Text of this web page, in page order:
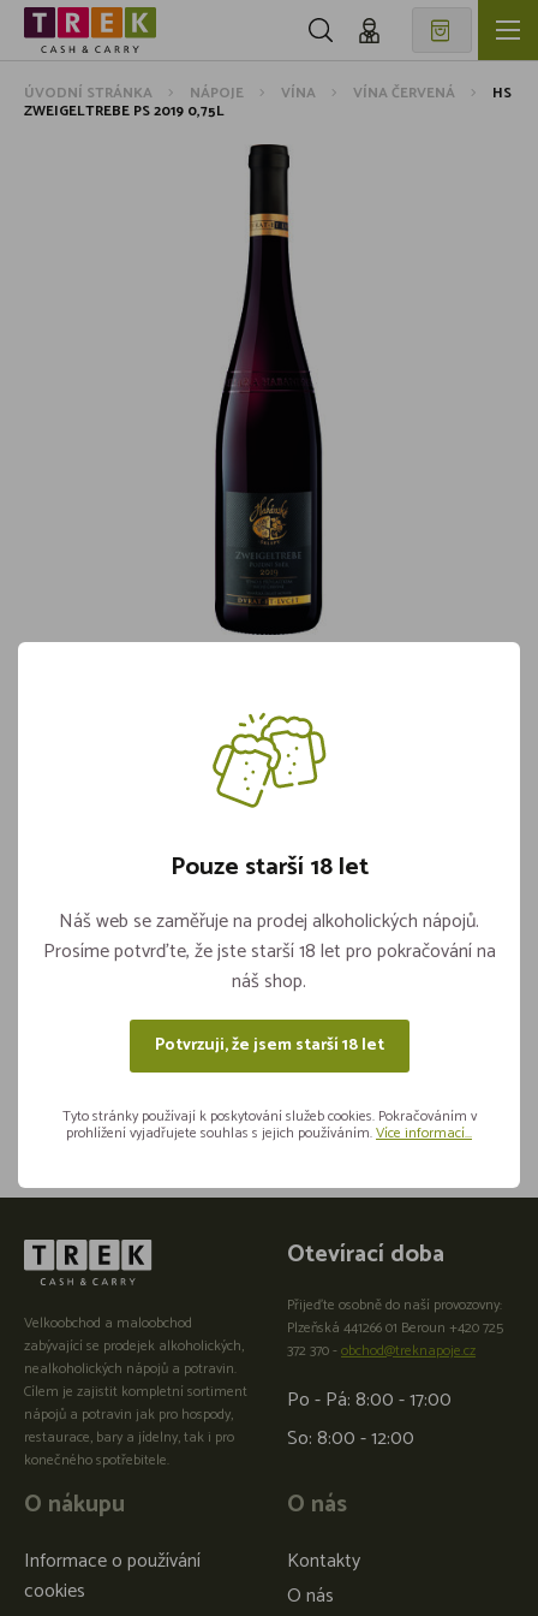
ÚVODNÍ STRÁNKA NÁPOJE VÍNA VÍNA ČERVENÁ HS
ZWEIGELTREBE PS 2019 0,75L
BS01HS033
Česká Republika
Habánské sklepy
Není skladem
Velkoobchod a maloobchod
zabývající se prodejek alkoholických,
nealkoholických nápojů a potravin.
Cílem je zajistit kompletní sortiment
nápojů a potravin jak pro hospody,
restaurace, bary a jídelny, tak i pro
konečného spotřebitele.
O nákupu
Informace o používání
cookies
O nás
Kontakty
O nás
Otevírací doba
Přijeďte osobně do naší provozovny:
Plzeňská 441266 01 Beroun +420 725
372 370 -obchod@treknapoje.cz
Po - Pá: 8:00 - 17:00
So: 8:00 - 12:00
Pouze starší 18 let
Náš web se zaměřuje na prodej alkoholických nápojů.
Prosíme potvrďte, že jste starší 18 let pro pokračování na
náš shop.
Potvrzuji, že jsem starší 18 let
Tyto stránky používají k poskytování služeb cookies. Pokračováním v
prohlížení vyjadřujete souhlas s jejich používáním.Více informací...